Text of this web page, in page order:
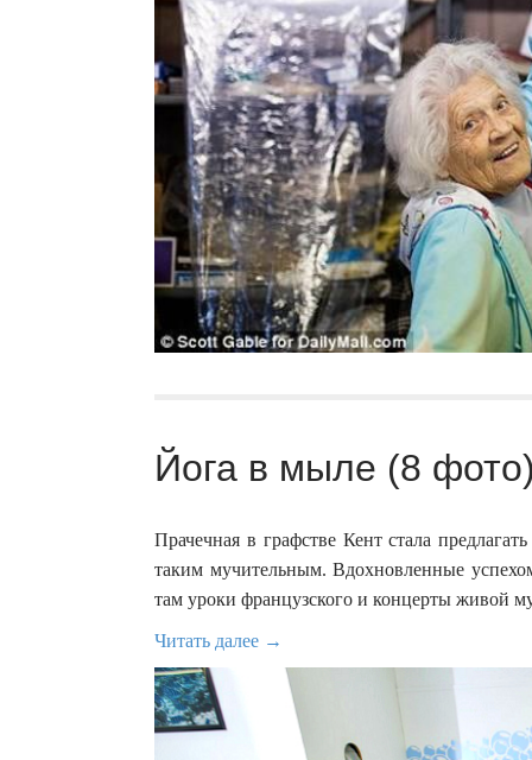
Йога в мыле (8
Прачечная в графстве Кент стала
таким мучительным. Вдохновленные
там уроки французского и концерты живой
Читать далее →